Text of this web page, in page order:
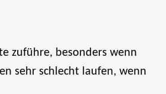
zuführe, besonders wenn
sehr schlecht laufen, wenn